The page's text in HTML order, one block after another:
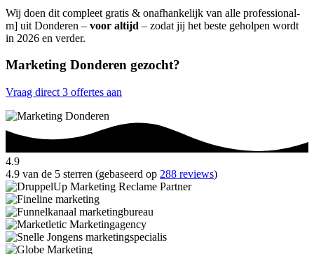
Wij doen dit compleet gratis & onafhankelijk van alle professional-
m] uit Donderen – voor altijd – zodat jij het beste geholpen wordt
in 2026 en verder.
Marketing Donderen gezocht?
Vraag direct 3 offertes aan
4.9
4.9 van de 5 sterren (gebaseerd op 288 reviews)